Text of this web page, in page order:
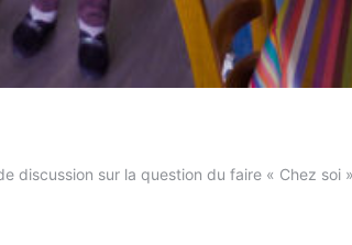
discussion sur la question du faire « Chez soi